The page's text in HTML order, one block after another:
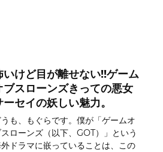
いけど目が離せない!!ゲーム
ブスローンズきっての悪女
ーセイの妖しい魅力。
うも、もぐらです。僕が「ゲームオ
ローンズ（以下、GOT）」という
ドラマに嵌っていることは、この